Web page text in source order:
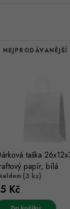
ŘNEJPRODÁVANĚJŠÍ
taška
papír, bílá
(3 ks)
Kč